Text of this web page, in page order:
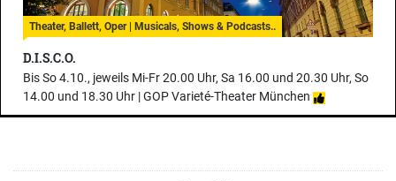
Theater, Ballett, Oper | Musicals, Shows & Podcasts..
D.I.S.C.O.
Bis So 4.10., jeweils Mi-Fr 20.00 Uhr, Sa 16.00 und 20.30 Uhr, So
14.00 und 18.30 Uhr |GOP Varieté-Theater München